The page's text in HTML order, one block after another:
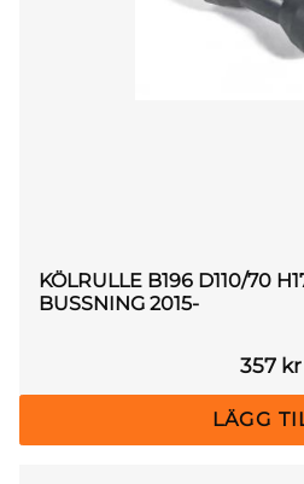
KÖLRULLE B196 D110/70
BUSSNING 2015-
357kr